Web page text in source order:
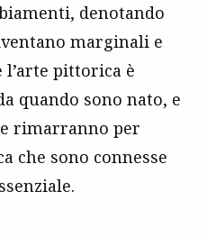
denotando
marginali e
l’arte pittorica è
quando sono nato, e
rimarranno per
che sono connesse